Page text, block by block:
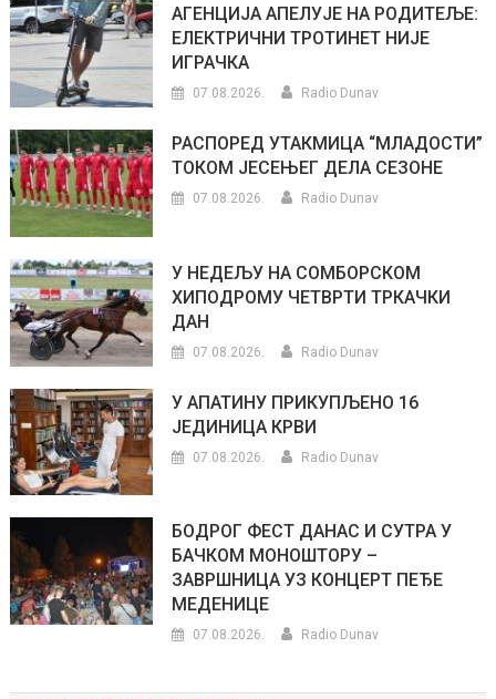
АГЕНЦИЈА АПЕЛУЈЕ НА РОДИТЕЉЕ:
ЕЛЕКТРИЧНИ ТРОТИНЕТ НИЈЕ
ИГРАЧКА
07.08.2026. Radio Dunav
РАСПОРЕД УТАКМИЦА “МЛАДОСТИ”
ТОКОМ ЈЕСЕЊЕГ ДЕЛА СЕЗОНЕ
07.08.2026. Radio Dunav
У НЕДЕЉУ НА СОМБОРСКОМ
ХИПОДРОМУ ЧЕТВРТИ ТРКАЧКИ
ДАН
07.08.2026. Radio Dunav
У АПАТИНУ ПРИКУПЉЕНО 16
ЈЕДИНИЦА КРВИ
07.08.2026. Radio Dunav
БОДРОГ ФЕСТ ДАНАС И СУТРА У
БАЧКОМ МОНОШТОРУ –
ЗАВРШНИЦА УЗ КОНЦЕРТ ПЕЂЕ
МЕДЕНИЦЕ
07.08.2026. Radio Dunav